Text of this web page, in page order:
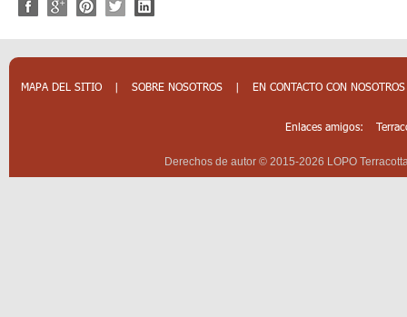
MAPA DEL SITIO | SOBRE NOSOTROS | EN CONTACTO CON NOSOTROS
Enlaces amigos:
Derechos de autor © 2015-2026 LOPO